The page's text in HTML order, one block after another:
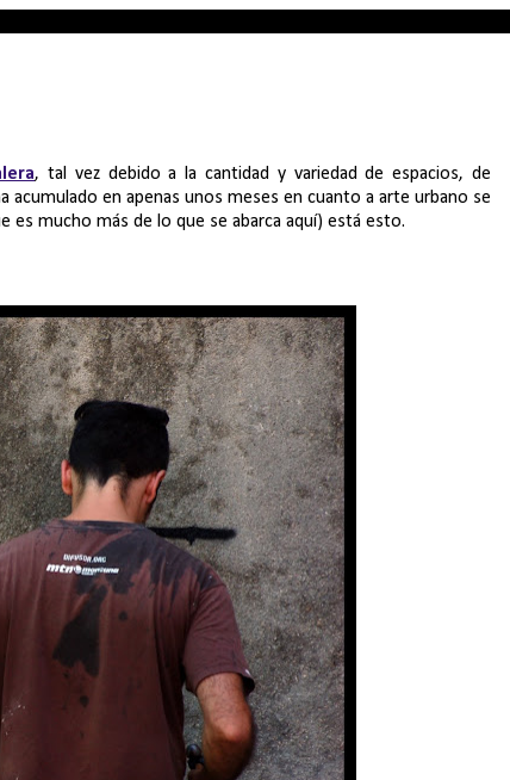
, tal vez debido a la cantidad y variedad de espacios, de
en apenas unos meses en cuanto a arte urbano se
es mucho más de lo que se abarca aquí) está esto.